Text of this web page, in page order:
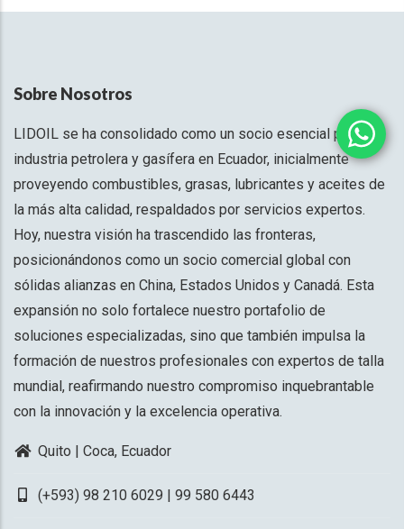
Sobre Nosotros
LIDOIL se ha consolidado como un socio esencial para la
industria petrolera y gasífera en Ecuador, inicialmente
proveyendo combustibles, grasas, lubricantes y aceites de
la más alta calidad, respaldados por servicios expertos.
Hoy, nuestra visión ha trascendido las fronteras,
posicionándonos como un socio comercial global con
sólidas alianzas en China, Estados Unidos y Canadá. Esta
expansión no solo fortalece nuestro portafolio de
soluciones especializadas, sino que también impulsa la
formación de nuestros profesionales con expertos de talla
mundial, reafirmando nuestro compromiso inquebrantable
con la innovación y la excelencia operativa.
Quito | Coca, Ecuador
(+593) 98 210 6029 | 99 580 6443